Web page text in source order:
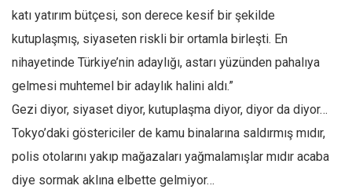
Gıda-Beslenme
Hayat
Türkiye
Siyaset
Dünya
Avrupa
katı yatırım bütçesi, son derece kesif bir şekilde
kutuplaşmış, siyaseten riskli bir ortamla birleşti. En
nihayetinde Türkiye’nin adaylığı, astarı yüzünden pahalıya
gelmesi muhtemel bir adaylık halini aldı.”
Gezi diyor, siyaset diyor, kutuplaşma diyor, diyor da diyor…
Tokyo’daki göstericiler de kamu binalarına saldırmış mıdır,
polis otolarını yakıp mağazaları yağmalamışlar mıdır acaba
diye sormak aklına elbette gelmiyor…